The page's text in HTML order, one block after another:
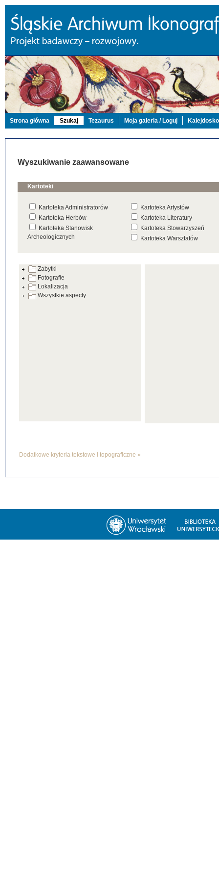
Strona główna Szukaj Tezaurus Moja galeria / Loguj
Wyszukiwanie zaawansowane
Kartoteki
Kartoteka Administratorów
Kartoteka Artystów
Kartoteka Herbów
Kartoteka Literatury
Kartoteka Stanowisk
Archeologicznych
Kartoteka Stowarzyszeń
Kartoteka Warsztatów
Zabytki
Fotografie
Lokalizacja
Wszystkie aspecty
Dodatkowe kryteria tekstowe i topograficzne »